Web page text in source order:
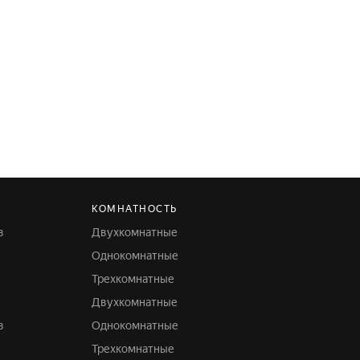
КОМНАТНОСТЬ
Двухкомнатные
Однокомнатные
Трехкомнатные
Двухкомнатные
Однокомнатные
Трехкомнатные